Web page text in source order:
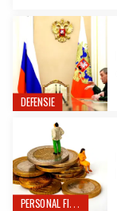
DEFENSIE
PERSONAL FINANCE